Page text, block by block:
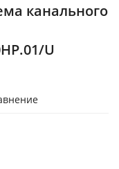
канального
U